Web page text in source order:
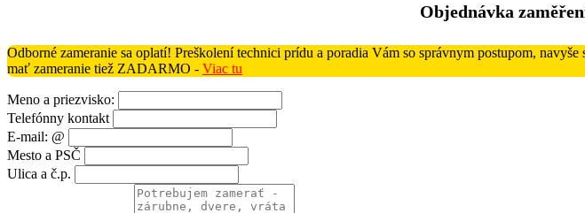
Objednávka
Odborné zameranie sa oplatí! Preškolení technici prídu a poradia Vám so správnym postupom,
mať zameranie tiež ZADARMO - Viac tu
Meno a priezvisko:
Telefónny kontakt
E-mail: @
Mesto a PSČ
Ulica a č.p.